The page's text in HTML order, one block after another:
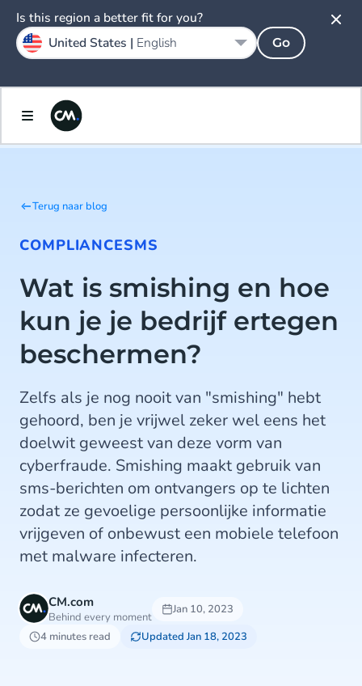
Terug naar blog
COMPLIANCESMS
Wat is smishing en hoe
kun je je bedrijf ertegen
beschermen?
Zelfs als je nog nooit van "smishing" hebt
gehoord, ben je vrijwel zeker wel eens het
doelwit geweest van deze vorm van
cyberfraude. Smishing maakt gebruik van
sms-berichten om ontvangers op te lichten
zodat ze gevoelige persoonlijke informatie
vrijgeven of onbewust een mobiele telefoon
met malware infecteren.
CM.com
Behind every moment
Jan 10, 2023
4 minutes read
Updated Jan 18, 2023
Is this region a better fit for you?
United States | English Go